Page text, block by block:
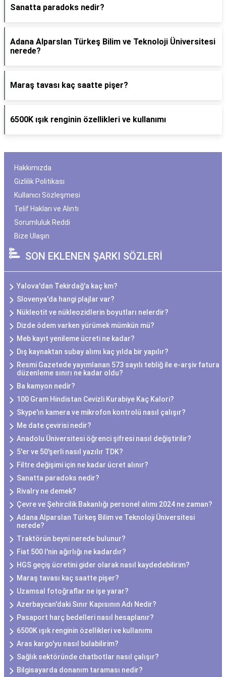
Sanatta paradoks nedir?
Adana Alparslan Türkeş Bilim ve Teknoloji Üniversitesi
nerede?
Maraş tavası kaç saatte pişer?
6500K ışık renginin özellikleri ve kullanımı
Hakkımızda
Gizlilik Politikası
Kullanıcı Sözleşmesi
Telif Hakları ve Alıntı
Sorumluluk Reddi
Bize Ulaşın
SON EKLENEN ŞARKI SÖZLERİ
Yalova'dan Tekirdağ'a kaç km?
Slovenya'da hangi plajlar var?
Nükleotit ve nükleozidlerin boyutları nelerdir?
Dizde ödem varken yürümek mümkün mü?
Meb kayıt yenileme ücreti ne kadar?
Dış kaynaktan subay alımı kaç yılda bir yapılır?
Resmi Gazetede yayımlanan 573 sayılı tebliğ ile e-arşiv fatura
düzenleme sınırı ne kadar oldu?
Ba kamyon nedir?
100 Gram Hindistan Cevizli Kurabiye Kaç Kalori?
Skype'ın kamera ve mikrofon kontrolü nasıl çalışır?
Me date çevirisi nedir?
Anadolu Üniversitesi öğrenci şifresi nasıl değiştirilir?
5'er ve 50'şerli nasıl yazılır TDK?
Filtre değişimi için ne kadar ücret alınır?
Sanatta paradoks nedir?
Rivalry ne demek?
Çevre ve Şehircilik Bakanlığı personel alımı 2024 ne zaman?
Adana Alparslan Türkeş Bilim ve Teknoloji Üniversitesi
nerede?
Traktörün beyni nerede bulunur?
Fiat 500 l'nin ağırlığı ne kadardır?
HGS geçiş ücretini gider olarak nasıl kaydedebilirim?
Maraş tavası kaç saatte pişer?
Uzamsal fotoğraflar ne işe yarar?
Azerbaycan'daki Sınır Kapısının Adı Nedir?
Pasaport harç bedelleri nasıl hesaplanır?
6500K ışık renginin özellikleri ve kullanımı
Aras kargo'yu nasıl bulabilirim?
Sağlık sektöründe chatbotlar nasıl çalışır?
Bilgisayarda donanım taraması nedir?